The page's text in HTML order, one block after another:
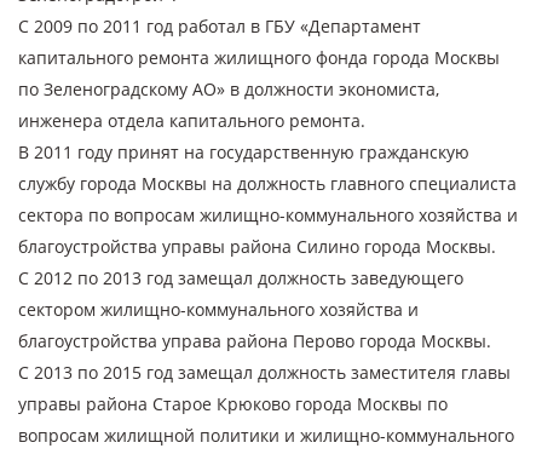
С 2009 по 2011 год работал в ГБУ «Департамент
капитального ремонта жилищного фонда города Москвы
по Зеленоградскому АО» в должности экономиста,
инженера отдела капитального ремонта.
В 2011 году принят на государственную гражданскую
службу города Москвы на должность главного специалиста
сектора по вопросам жилищно-коммунального хозяйства и
благоустройства управы района Силино города Москвы.
С 2012 по 2013 год замещал должность заведующего
сектором жилищно-коммунального хозяйства и
благоустройства управа района Перово города Москвы.
С 2013 по 2015 год замещал должность заместителя главы
управы района Старое Крюково города Москвы по
вопросам жилищной политики и жилищно-коммунального